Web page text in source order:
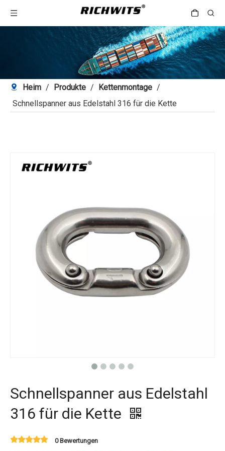
Heim / Produkte / Kettenmontage /
Schnellspanner aus Edelstahl 316 für die Kette
Schnellspanner aus Edelstahl
316 für die Kette
0 Bewertungen